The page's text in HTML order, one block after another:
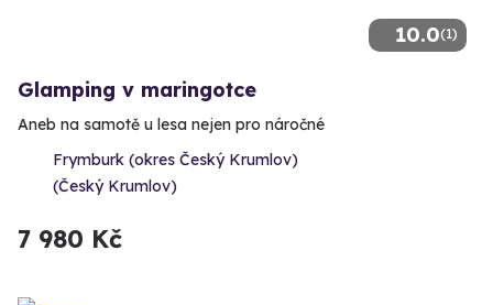
10.0(1)
Glamping v maringotce
Aneb na samotě u lesa nejen pro náročné
Frymburk (okres Český Krumlov)
(Český Krumlov)
7 980 Kč